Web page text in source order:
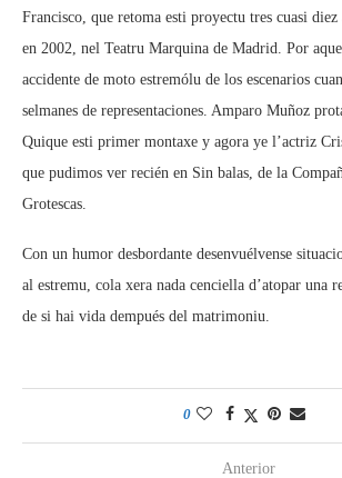
Francisco, que retoma esti proyectu tres cuasi diez
en 2002, nel Teatru Marquina de Madrid. Por
accidente de moto estremólu de los escenarios
selmanes de representaciones. Amparo Muñoz
Quique esti primer montaxe y agora ye l’actriz
que pudimos ver recién en Sin balas, de la
Grotescas.
Con un humor desbordante desenvuélvense
al estremu, cola xera nada cenciella d’atopar una
de si hai vida dempués del matrimoniu.
0
Anterior